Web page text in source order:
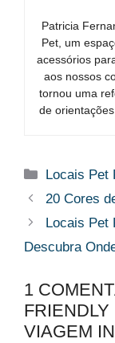
Patricia
Pet, um
acessórios
aos nossos
tornou uma
de
Categorias
Locais Pet
20 Cores
Locais Pet
Descubra
1
VIAGEM